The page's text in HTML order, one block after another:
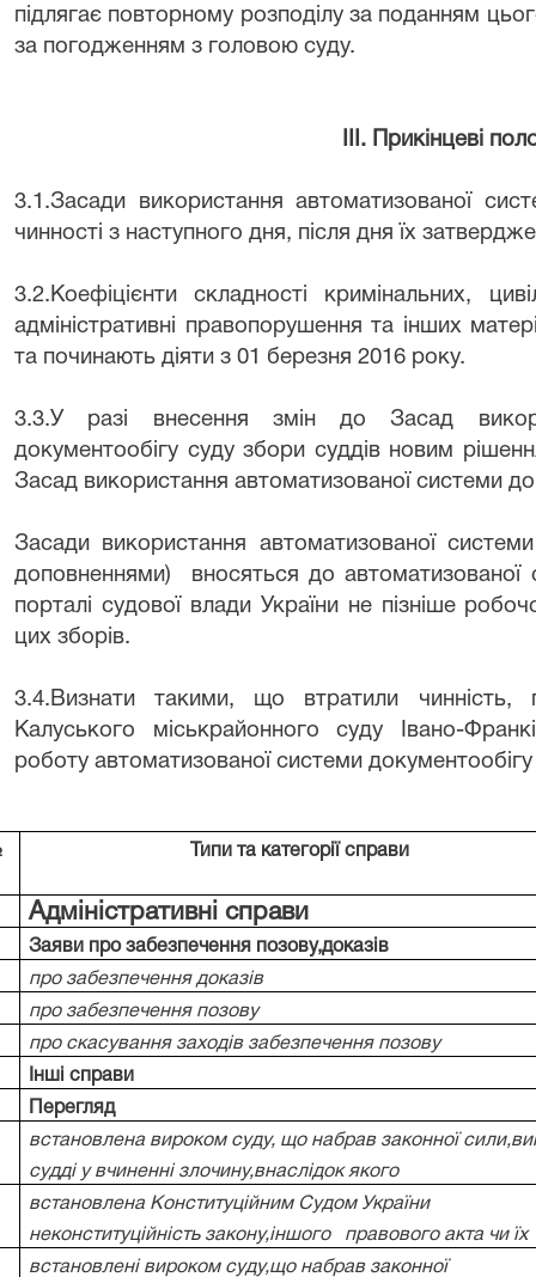
підлягає повторному розподілу за поданням
за погодженням з головою суду.
ІІІ. Прикінцеві
3.1.Засади використання автоматизованої
чинності з наступного дня, після дня їх
3.2.Коефіцієнти складності кримінальних,
адміністративні правопорушення та інших
та починають діяти з 01 березня 2016 року.
3.3.У разі внесення змін до Засад
документообігу суду збори суддів новим
Засад використання автоматизованої системи
Засади використання автоматизованої
доповненнями)
вносяться до
порталі судової влади України не пізніше
цих зборів.
3.4.Визнати такими, що втратили чинність,
Калуського міськрайонного суду Івано-
роботу автоматизованої системи документообігу
Типи та категорії справи
Адміністративні справи
Заяви про забезпечення позову,доказів
про забезпечення доказів
про забезпечення позову
про скасування заходів забезпечення позову
Інші справи
Перегляд
встановлена вироком суду, що набрав законної
судді у вчиненні злочину,внаслідок якого
встановлена Конституційним Судом України
неконституційність закону,іншого
правового акта чи їх
встановлені вироком суду,що набрав законної